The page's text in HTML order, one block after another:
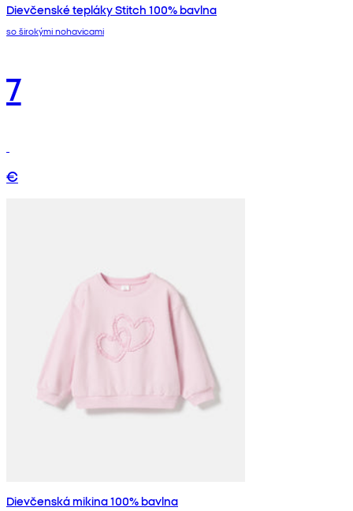
Dievčenské tepláky Stitch 100% bavlna
so širokými nohavicami
7
€
Dievčenská mikina 100% bavlna